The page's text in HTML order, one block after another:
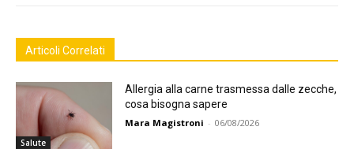
Articoli Correlati
Salute
Allergia alla carne trasmessa dalle zecche,
cosa bisogna sapere
Mara Magistroni - 06/08/2026